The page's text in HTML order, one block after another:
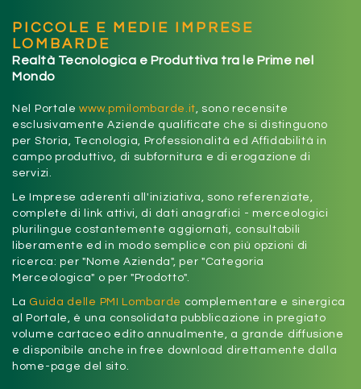
PICCOLE E MEDIE IMPRESE
LOMBARDE
Realtà Tecnologica e Produttiva tra le Prime nel
Mondo
Nel Portalewww.pmilombarde.it, sono recensite
esclusivamente Aziende qualificate che si distinguono
per Storia, Tecnologia, Professionalità ed Affidabilità in
campo produttivo, di subfornitura e di erogazione di
servizi.
Le Imprese aderenti all'iniziativa, sono referenziate,
complete di link attivi, di dati anagrafici - merceologici
plurilingue costantemente aggiornati, consultabili
liberamente ed in modo semplice con più opzioni di
ricerca: per "Nome Azienda", per "Categoria
Merceologica" o per "Prodotto".
La Guida delle PMI Lombarde complementare e sinergica
al Portale, è una consolidata pubblicazione in pregiato
volume cartaceo edito annualmente, a grande diffusione
e disponibile anche in free download direttamente dalla
home-page del sito.